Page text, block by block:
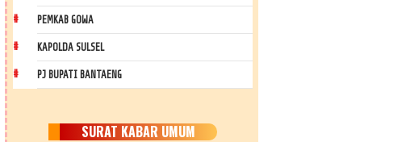
PEMKAB GOWA
KAPOLDA SULSEL
PJ BUPATI BANTAENG
SURAT KABAR UMUM